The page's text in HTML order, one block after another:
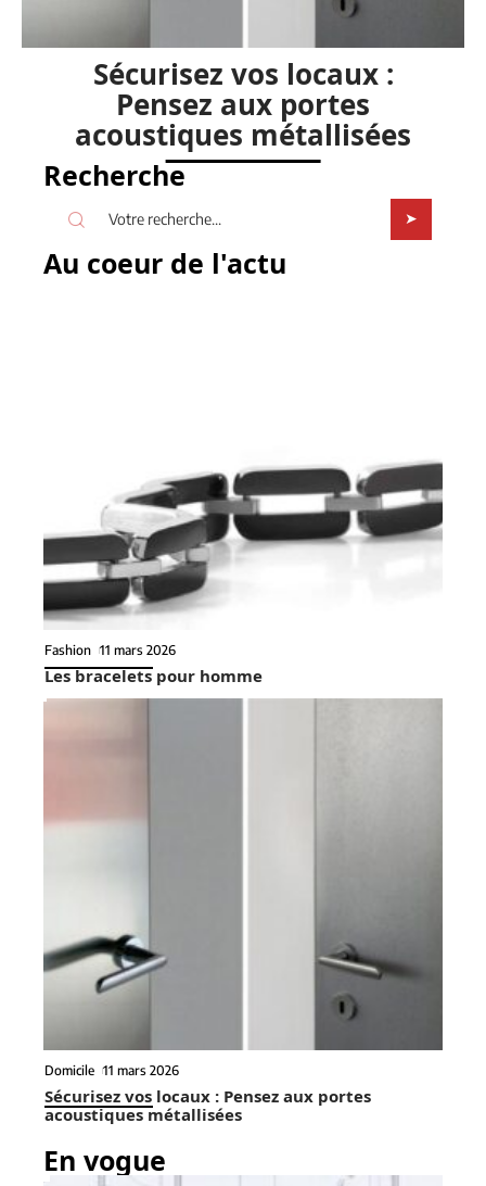
Sécurisez vos locaux :
Pensez aux portes
acoustiques métallisées
Recherche
Au coeur de l'actu
Fashion 11 mars 2026
Les bracelets pour homme
Domicile 11 mars 2026
Sécurisez vos locaux : Pensez aux portes
acoustiques métallisées
En vogue